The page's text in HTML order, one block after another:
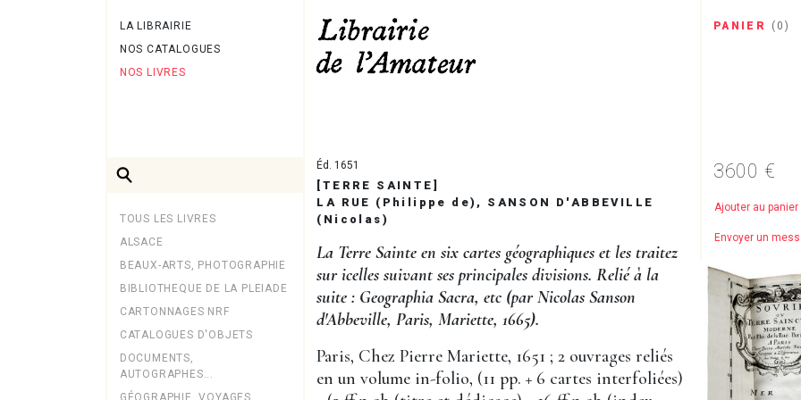
LA LIBRAIRIE
NOS CATALOGUES
NOS LIVRES
TOUS LES LIVRES
ALSACE
BEAUX-ARTS, PHOTOGRAPHIE
BIBLIOTHEQUE DE LA PLEIADE
CARTONNAGES NRF
CATALOGUES D'OBJETS
DOCUMENTS,
AUTOGRAPHES...
GÉOGRAPHIE, VOYAGES
PANIER ( 0)
Éd. 1651
[TERRE SAINTE]
LA RUE (Philippe de), SANSON D'ABBEVILLE
(Nicolas)
La Terre Sainte en six cartes géographiques et les traitez
sur icelles suivant ses principales divisions. Relié à la
suite : Geographia Sacra, etc (par Nicolas Sanson
d'Abbeville, Paris, Mariette, 1665).
Paris, Chez Pierre Mariette, 1651 ; 2 ouvrages reliés
en un volume in-folio, (11 pp. + 6 cartes interfoliées)
3600 €
Ajouter au panier
Envoyer un